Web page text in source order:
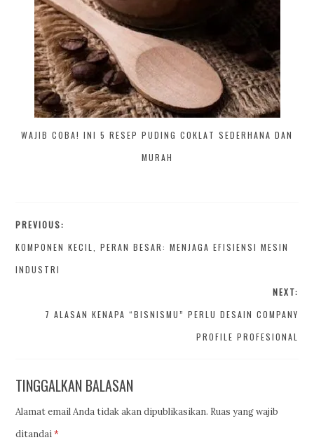
WAJIB COBA! INI 5 RESEP PUDING COKLAT SEDERHANA DAN
MURAH
PREVIOUS:
KOMPONEN KECIL, PERAN BESAR: MENJAGA EFISIENSI MESIN
INDUSTRI
NEXT:
7 ALASAN KENAPA “BISNISMU” PERLU DESAIN COMPANY
PROFILE PROFESIONAL
TINGGALKAN BALASAN
Alamat email Anda tidak akan dipublikasikan. Ruas yang wajib
ditandai*